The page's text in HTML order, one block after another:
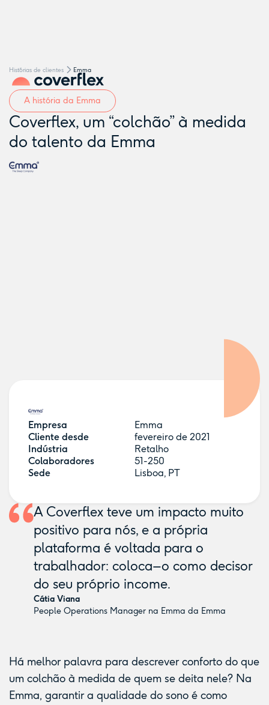
Hist´órias de clientes Emma
A história da Emma
Coverflex, um “colchão” à medida
do talento da Emma
A Coverflex teve um impacto muito
positivo para nós, e a própria
plataforma é voltada para o
trabalhador: coloca–o como decisor
do seu próprio income.
Cátia Viana
People Operations Manager na Emma da Emma
Há melhor palavra para descrever conforto do que
um colchão à medida de quem se deita nele? Na
Emma, garantir a qualidade do sono é como
Empresa
Emma
Cliente desde
fevereiro de 2021
Indústria
Retalho
Colaboradores
51-250
Sede
Lisboa, PT